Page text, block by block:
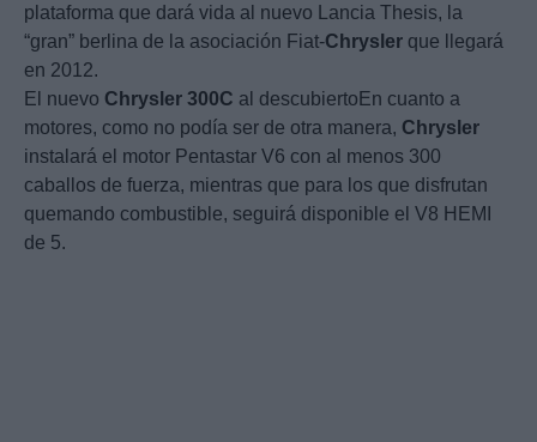
plataforma que dará vida al nuevo Lancia Thesis, la
“gran” berlina de la asociación Fiat-Chrysler que llegará
en 2012.
El nuevo Chrysler 300C al descubiertoEn cuanto a
motores, como no podía ser de otra manera, Chrysler
instalará el motor Pentastar V6 con al menos 300
caballos de fuerza, mientras que para los que disfrutan
quemando combustible, seguirá disponible el V8 HEMI
de 5.